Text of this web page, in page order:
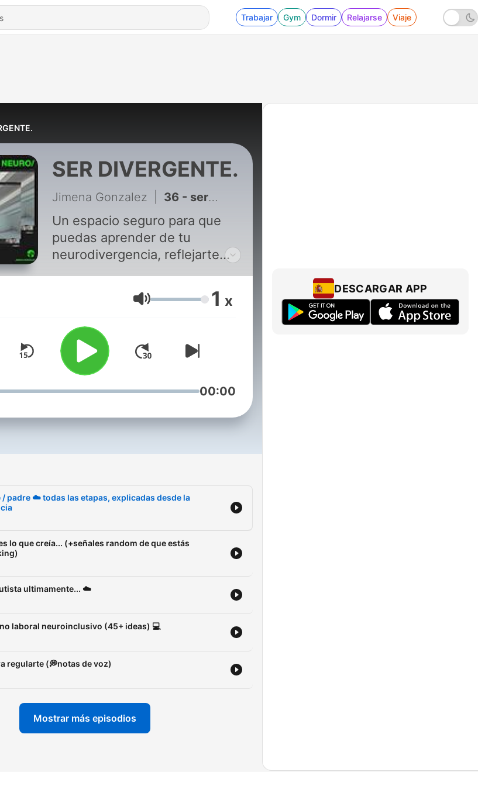
Trabajar Gym Dormir Relajarse Viaje
SER DIVERGENTE.
Jimena Gonzalez 36 - ser o no madre / padre ☁️ todas las etapas, explicadas desde la neurodivergencia
Un espacio seguro para que
puedas aprender de tu
neurodivergencia, reflejarte
personas y validar tu
diferencia (por invisible que
(autista y altas capacidades de
detección tardía). ❤️ 🧡 💛
💚 💙 💜 Puede que te guste mi
contenido de Youtube
instagram
vemos por allí!
Volumen 1 x
00:00
/ padre ☁️ todas las etapas, explicadas desde la
lo que creía... (+señales random de que estás
ultimamente... ☁️
laboral neuroinclusivo (45+ ideas) 💻
regularte (💭notas de voz)
Mostrar más episodios
DESCARGAR APP